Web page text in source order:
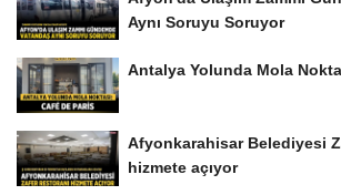
Aynı Soruyu Soruyor
Antalya Yolunda Mola
Afyonkarahisar Belediyesi
hizmete açıyor